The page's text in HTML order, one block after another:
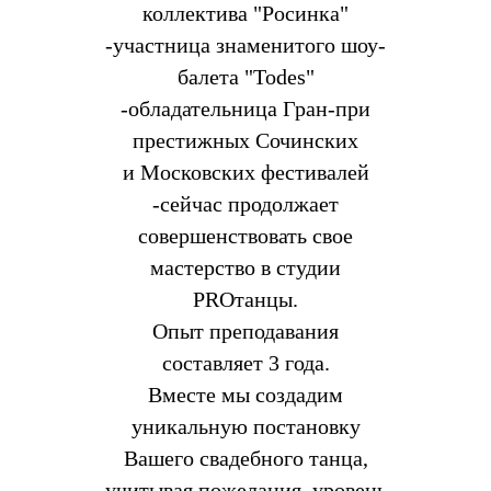
коллектива "Росинка"
-участница знаменитого шоу-
балета "Todes"
-обладательница Гран-при
престижных Сочинских
и Московских фестивалей
-сейчас продолжает
совершенствовать свое
мастерство в студии
PROтанцы.
Опыт преподавания
составляет 3 года.
Вместе мы создадим
уникальную постановку
Вашего свадебного танца,